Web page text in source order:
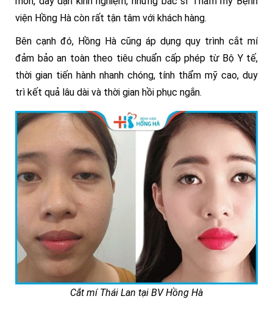
viện Hồng Hà còn rất tận tâm với khách hàng.
Bên cạnh đó, Hồng Hà cũng áp dụng quy trình cắt mí
đảm bảo an toàn theo tiêu chuẩn cấp phép từ Bộ Y tế,
thời gian tiến hành nhanh chóng, tính thẩm mỹ cao, duy
trì kết quả lâu dài và thời gian hồi phục ngắn.
Cắt mí Thái Lan tại BV Hồng Hà